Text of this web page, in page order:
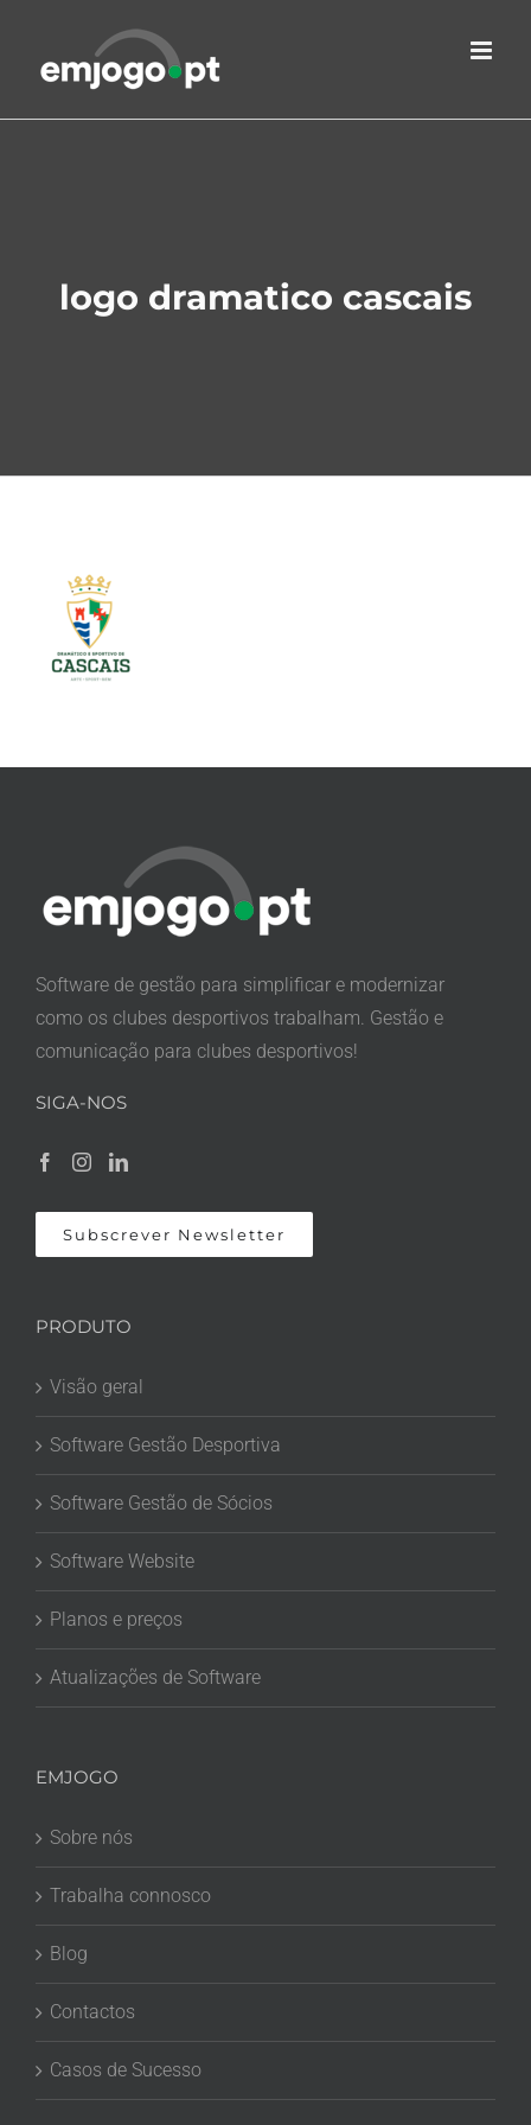
content
logo dramatico cascais
Software de gestão para simplificar e modernizar
como os clubes desportivos trabalham. Gestão e
comunicação para clubes desportivos!
SIGA-NOS
Subscrever Newsletter
PRODUTO
Visão geral
Software Gestão Desportiva
Software Gestão de Sócios
Software Website
Planos e preços
Atualizações de Software
EMJOGO
Sobre nós
Trabalha connosco
Blog
Contactos
Casos de Sucesso